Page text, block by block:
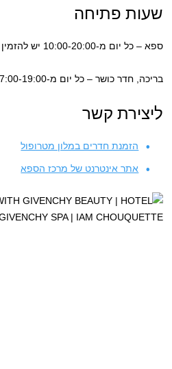
שעות פתיחה
ספא – כל יום מ-10:00-20:00 יש להזמין מקום מראש.
בריכה, חדר כושר – כל יום מ-07:00-19:00
ליצירת קשר
הזמנת חדרים במלון מטרופול
אתר אינטרנט של מרכז הספא